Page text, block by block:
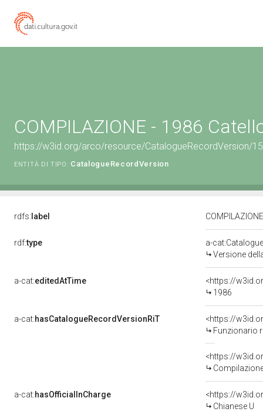
COMPILAZIONE - 1986
https://w3id.org/arco/resource/CatalogueRecordVersion/
ENTITÀ DI TIPO: CatalogueRecordVersion
rdfs: label
rdf:type
a-
Versione
a-cat:editedAtTime
<https://
1986
a-cat:hasCatalogueRecordVersionRiT
Funzionario
a-cat:hasOfficialInCharge
<https://
Chianese U